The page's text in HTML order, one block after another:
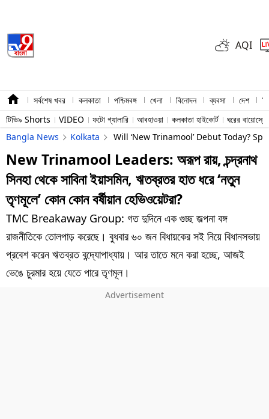
AQI
সর্বশেষ খবর কলকাতা পশ্চিমবঙ্গ খেলা বিনোদন ব্যবসা দেশ
টিভি৯ Shorts
VIDEO ফটো গ্যালারি আবহাওয়া কলকাতা হাইকোর্ট
ঘরের
Bangla News
Kolkata Will ‘New Trinamool’ Debut Today?
New Trinamool Leaders: অরূপ রায়, চন্দ্রনাথ
সিনহা থেকে সাবিনা ইয়াসমিন, ঋতব্রতর হাত ধরে ‘নতুন
তৃণমূলে’ কোন কোন বর্ষীয়ান হেভিওয়েটরা?
TMC Breakaway Group: গত দুদিনে এক গুচ্ছ জল্পনা বঙ্গ
রাজনীতিকে তোলপাড় করেছে। বুধবার ৬০ জন বিধায়কের সই নিয়ে বিধানসভায়
প্রবেশ করেন ঋতব্রত বন্দ্যোপাধ্যায়। আর তাতে মনে করা হচ্ছে, আজই
ভেঙে চুরমার হয়ে যেতে পারে তৃণমূল।